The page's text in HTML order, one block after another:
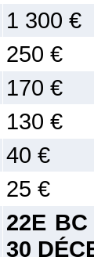
1 300 €
250 €
170 €
130 €
40 €
25 €
22E
30